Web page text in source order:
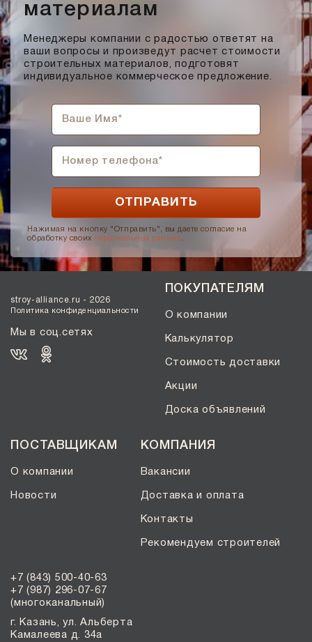
материалам
Менеджеры компании с радостью ответят на
ваши вопросы и произведут расчет стоимости
строительных материалов, подготовят
индивидуальное коммерческое предложение.
Нажимая на кнопку "Отправить", вы даете согласие на
обработку своих персональных данных .
stroy-alliance.ru - 2026
Политика конфиденциальности
Мы в соц.сетях
ПОКУПАТЕЛЯМ
О компании
Калькулятор
Стоимость доставки
Акции
Доска объявлений
ПОСТАВЩИКАМ
О компании
Новости
КОМПАНИЯ
Вакансии
Доставка и оплата
Контакты
Рекомендуем строителей
+7 (843) 500-40-63
+7 (987) 296-07-67
(многоканальный)
г. Казань, ул. Альберта
Камалеева д. 34а